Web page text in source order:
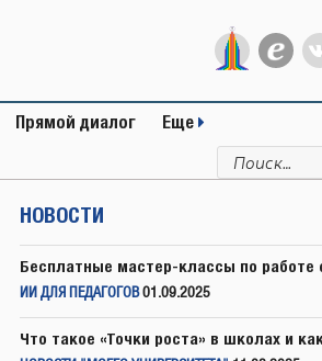
Прямой диалог Еще
Искать:
НОВОСТИ
Бесплатные мастер-классы по работе
ИИ ДЛЯ ПЕДАГОГОВ 01.09.2025
Что такое «Точки роста» в школах и